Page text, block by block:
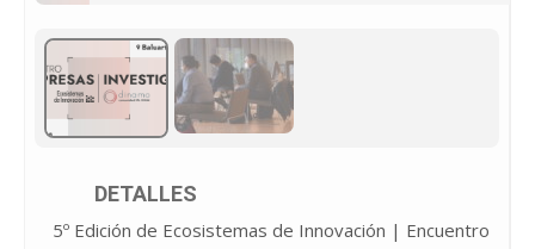
DETALLES
5º Edición de Ecosistemas de Innovación | Encuentro